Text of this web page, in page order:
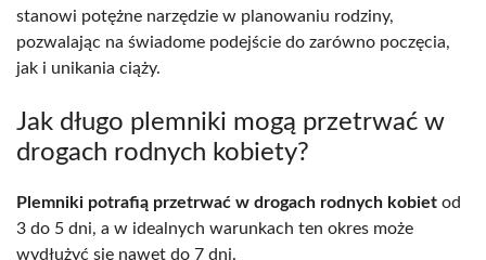
stanowi potężne narzędzie w planowaniu rodziny,
pozwalając na świadome podejście do zarówno poczęcia,
jak i unikania ciąży.
Jak długo plemniki mogą przetrwać w
drogach rodnych kobiety?
Plemniki potrafią przetrwać w drogach rodnych kobiet od
3 do 5 dni, a w idealnych warunkach ten okres może
wydłużyć się nawet do 7 dni.